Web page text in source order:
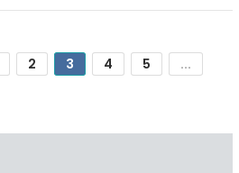
2 3 4 5
...